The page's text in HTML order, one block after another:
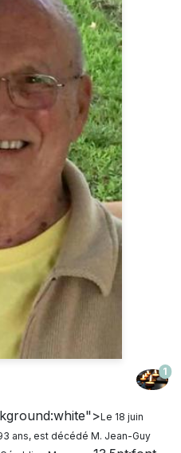
1
Le 18 juin
ans, est décédé M. Jean-Guy